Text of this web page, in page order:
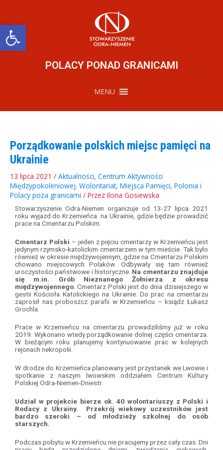
Otwórz pasek narzędzi
POLACY PONAD GRANICAMI
MENU
Porządkowanie polskich miejsc pamięci na
Ukrainie
13 lipca 2021 / Aktualności, Centrum Aktywności
Międzypokoleniowej. Wolontariat, Miejsca Pamięci, Polonia i
Polacy poza granicami / Przez Ilona Gosiewska
Stowarzyszenie Odra-Niemen organizuje od 13-27 lipca 2021
roku wyjazd do Krzemieńca na Ukrainie, gdzie będzie prowadzić
prace na Cmentarzu Polskim.
Cmentarz Polski – jeden z pięciu cmentarzy w Krzemieńcu jest
jedynym rzymsko-katolickim cmentarzem w tym mieście. Tak było
również w okresie międzywojennym, gdzie na Cmentarzu Polskim
chowano miejscowych Polaków. Odbywały się tam również
uroczystości państwowe i historyczne. Na cmentarzu znajduje
się m.in. Grób Nieznanego Żołnierza z okresu
międzywojennego. Cmentarz Polski jest do dnia dzisiejszego w
gestii Kościoła Katolickiego na Ukrainie. Do prac na cmentarzu
zaprosił nas proboszcz parafii w Krzemieńcu – ksiądz Łukasz
Grochla.
Prace w Krzemieńcu na cmentarzu prowadziliśmy już w roku
2019. Wykonano wtedy porządkowanie dolnej części cmentarza.
W bieżącym roku planujemy kontynuowanie prac w kolejnych
rejonach nekropolii.
W drodze do Krzemieńca planowany jest przystanek we Lwowie i
spotkanie z naszym lwowskim oddziałem Centrum Kultury
Polskiej Odra-Niemen-Dniestr.
Udział w projekcie bierze ok. 40 wolontariuszy z Polski i
Rodacy z Ukrainy. Przekrój wiekowy uczestników jest
bardzo szeroki – od młodzieży szkolnej do osób
starszych.
Podczas pobytu w Krzemieńcu nie pracujemy przez cały czas. Dni